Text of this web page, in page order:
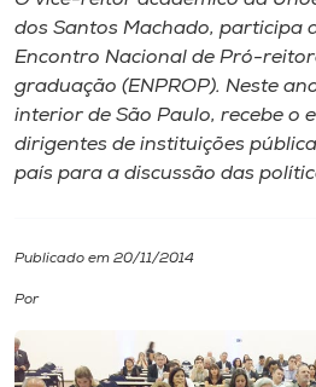
I.nova
Diplomados
Biblioteca
dos Santos Machado, participa
Encontro Nacional de Pró-
graduação (ENPROP). Neste
interior de São Paulo, recebe o
dirigentes de instituições
país para a discussão das
Publicado em 20/11/2014
Por